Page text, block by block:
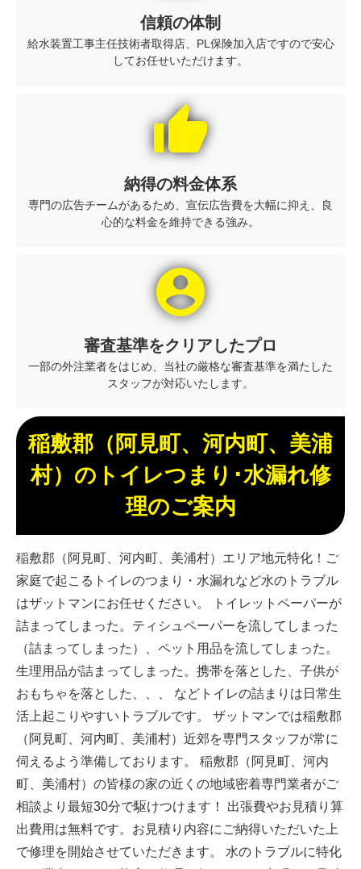
信頼の体制
給水装置工事主任技術者取得店、PL保険加入店ですので安心
してお任せいただけます。
thumb_up
納得の料金体系
専門の広告チームがあるため、宣伝広告費を大幅に抑え、良
心的な料金を維持できる強み。
account_circle
審査基準をクリアしたプロ
一部の外注業者をはじめ、当社の厳格な審査基準を満たした
スタッフが対応いたします。
稲敷郡（阿見町、河内町、美浦
村）のトイレつまり･水漏れ修
理のご案内
稲敷郡（阿見町、河内町、美浦村）エリア地元特化！ご
家庭で起こるトイレのつまり・水漏れなど水のトラブル
はザットマンにお任せください。 トイレットペーパーが
詰まってしまった。ティシュペーパーを流してしまった
（詰まってしまった）、ペット用品を流してしまった。
生理用品が詰まってしまった。携帯を落とした、子供が
おもちゃを落とした、、、 などトイレの詰まりは日常生
活上起こりやすいトラブルです。 ザットマンでは稲敷郡
（阿見町、河内町、美浦村）近郊を専門スタッフが常に
伺えるよう準備しております。 稲敷郡（阿見町、河内
町、美浦村）の皆様の家の近くの地域密着専門業者がご
相談より最短30分で駆けつけます！ 出張費やお見積り算
出費用は無料です。お見積り内容にご納得いただいた上
で修理を開始させていただきます。 水のトラブルに特化